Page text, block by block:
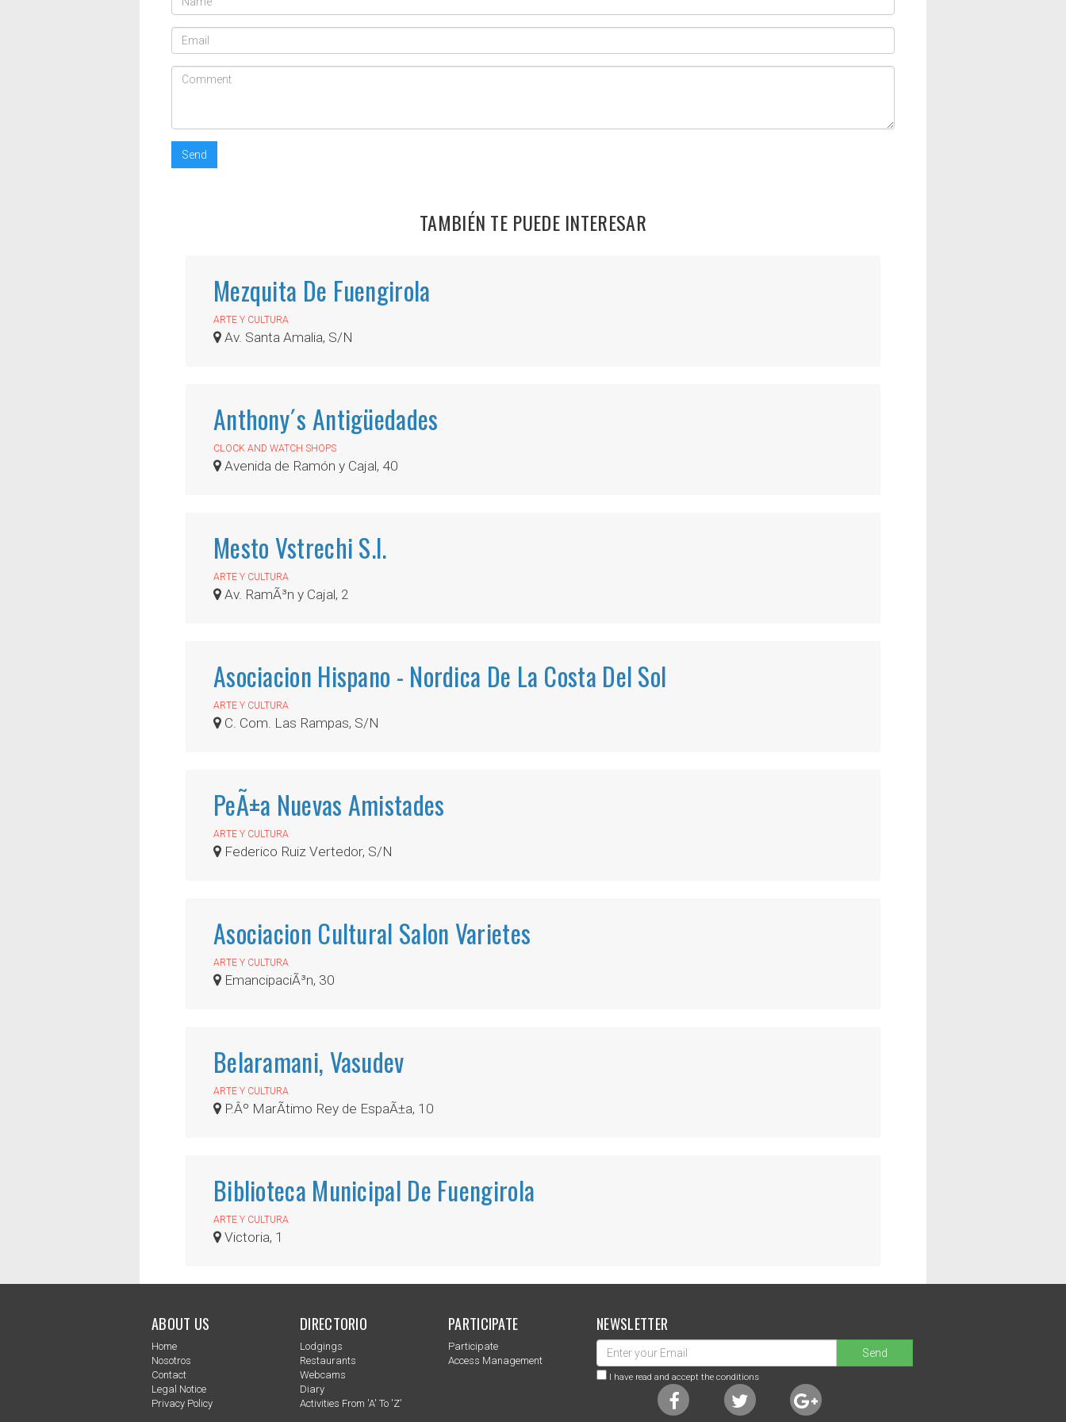
Send
TAMBIÉN TE PUEDE INTERESAR
Mezquita De Fuengirola
ARTE Y CULTURA
Av. Santa Amalia, S/N
Anthony´s Antigüedades
CLOCK AND WATCH SHOPS
Avenida de Ramón y Cajal, 40
Mesto Vstrechi S.l.
ARTE Y CULTURA
Av. RamÃ³n y Cajal, 2
Asociacion Hispano - Nordica De La Costa Del Sol
ARTE Y CULTURA
C. Com. Las Rampas, S/N
PeÃ±a Nuevas Amistades
ARTE Y CULTURA
Federico Ruiz Vertedor, S/N
Asociacion Cultural Salon Varietes
ARTE Y CULTURA
EmancipaciÃ³n, 30
Belaramani, Vasudev
ARTE Y CULTURA
P.Âº MarÃ­timo Rey de EspaÃ±a, 10
Biblioteca Municipal De Fuengirola
ARTE Y CULTURA
Victoria, 1
ABOUT US
Home
Nosotros
Contact
Legal Notice
Privacy Policy
DIRECTORIO
Lodgings
Restaurants
Webcams
Diary
Activities From 'a' To 'z'
PARTICIPATE
Participate
Access Management
NEWSLETTER
Send
I have read and accept the conditions